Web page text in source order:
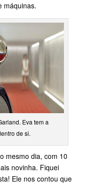
máquinas.
Eva tem a
de si.
mesmo dia, com 10
novinha. Fiquei
Ele nos contou que